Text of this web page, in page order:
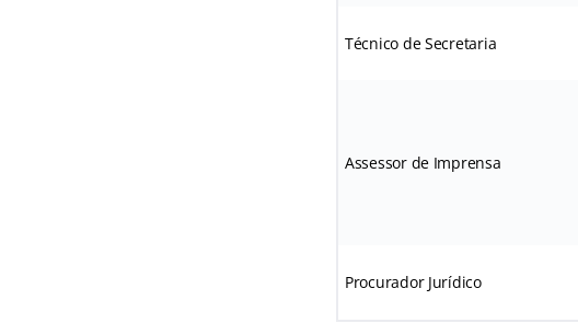
Técnico de Secretaria
Assessor de Imprensa
Procurador Jurídico